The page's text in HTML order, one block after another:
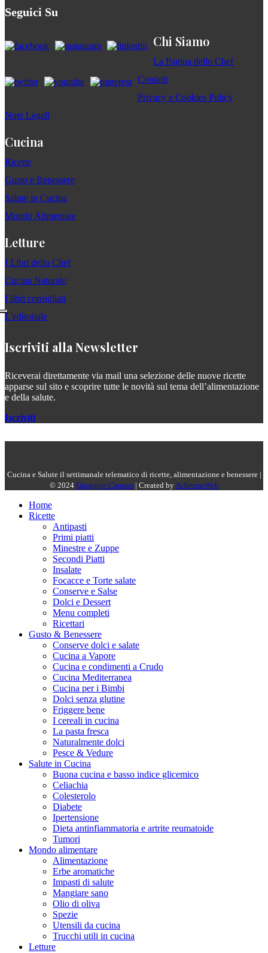
Seguici Su
Chi Siamo
La Pagina dello Chef
Contatti
Privacy e Cookies Policy
Note Legali
Cucina
Ricette
Gusto e Benessere
Salute in Cucina
Mondo Alimentare
Letture
I Libri dello Chef
Cucina Naturale
I libri consigliati
L'editoriale
Iscriviti alla Newsletter
Riceverai direttamente via mail una selezione delle nuove ricette
apparse sul sito e scoprire tutte le novità sul tema dell’alimentazione
e della salute.
Iscriviti
Cucina e Salute il settimanale telematico di ricette, alimentazione e benessere |
© 2024 Giuseppe Capano | Created byAchromeWeb
Home
Ricette
Antipasti
Primi piatti
Minestre e Zuppe
Secondi Piatti
Insalate
Focacce e Torte salate
Conserve e Salse
Dolci e Dessert
Menu completi
Ricettari
Gusto & Benessere
Conserve dolci e salate
Cucina a Vapore
Cucina e condimenti a Crudo
Cucina Mediterranea
Cucina per i Bimbi
Dolci senza glutine
Friggere bene
I cereali in cucina
La pasta fresca
Naturalmente dolci
Pesce & Vedure
Salute in Cucina
Buona cucina e basso indice glicemico
Celiachia
Colesterolo
Diabete
Ipertensione
Dieta antinfiammatoria e artrite reumatoide
Tumori
Mondo alimentare
Alimentazione
Erbe aromatiche
Impasti di salute
Mangiare sano
Olio di oliva
Spezie
Utensili da cucina
Trucchi utili in cucina
Letture